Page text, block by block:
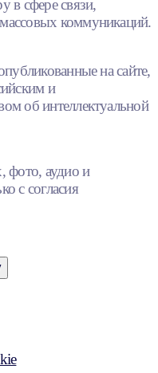
в сфере связи,
коммуникаций.
на сайте,
и
об интеллектуальной
фото, аудио и
с согласия